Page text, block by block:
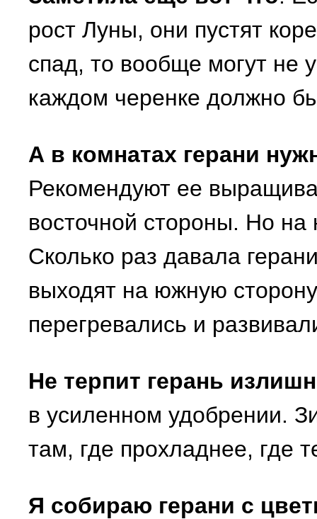
рост Луны, они пустят
спад, то вообще могут не
каждом черенке должно
А в комнатах герани
Рекомендуют ее
восточной стороны. Но на
Сколько раз давала
выходят на южную
перегревались и
Не терпит герань
в усиленном удобрении.
там, где прохладнее, где
Я собираю герани с